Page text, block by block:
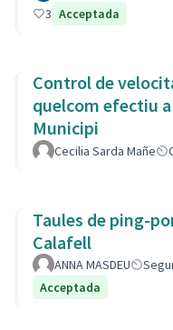
3 Acceptada
Control de
quelcom efectiu
Municipi
Cecilia Sarda Mañe
Taules de ping-
Calafell
ANNA MASDEU
Acceptada